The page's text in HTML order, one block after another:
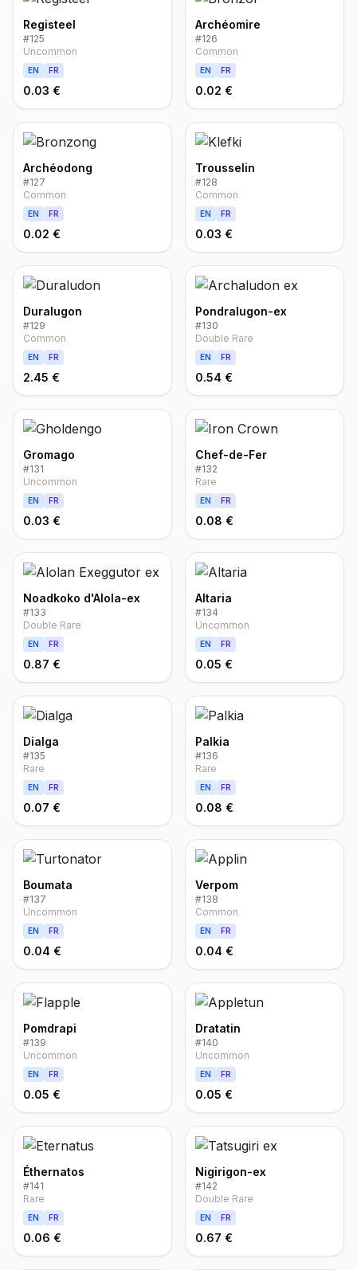
Registeel
#125
Uncommon
EN FR
0.03 €
Archéomire
#126
Common
EN FR
0.02 €
Archéodong
#127
Common
EN FR
0.02 €
Trousselin
#128
Common
EN FR
0.03 €
Duralugon
#129
Common
EN FR
2.45 €
Pondralugon-ex
#130
Double Rare
EN FR
0.54 €
Gromago
#131
Uncommon
EN FR
0.03 €
Chef-de-Fer
#132
Rare
EN FR
0.08 €
Noadkoko d'Alola-ex
#133
Double Rare
EN FR
0.87 €
Altaria
#134
Uncommon
EN FR
0.05 €
Dialga
#135
Rare
EN FR
0.07 €
Palkia
#136
Rare
EN FR
0.08 €
Boumata
#137
Uncommon
EN FR
0.04 €
Verpom
#138
Common
EN FR
0.04 €
Pomdrapi
#139
Uncommon
EN FR
0.05 €
Dratatin
#140
Uncommon
EN FR
0.05 €
Éthernatos
#141
Rare
EN FR
0.06 €
Nigirigon-ex
#142
Double Rare
EN FR
0.67 €